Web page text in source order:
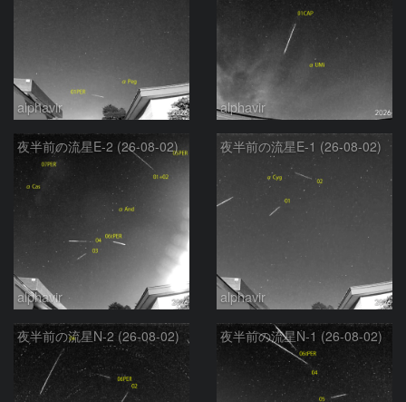
alphavir alphavir
夜半前の流星E-2 (26-08-02)
alphavir
夜半前の流星E-1 (26-08-02)
alphavir
夜半前の流星N-2 (26-08-02) 夜半前の流星N-1 (26-08-02)